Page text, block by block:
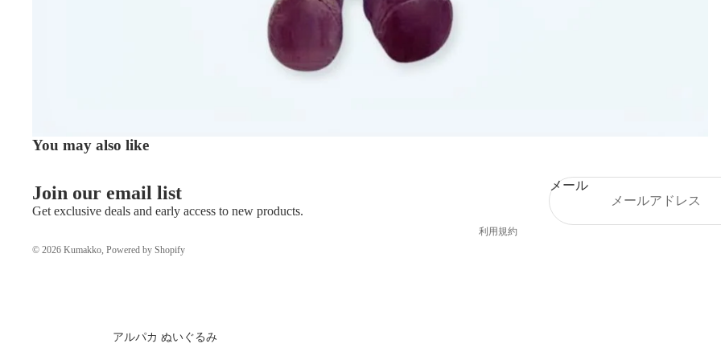
アルパカ ぬいぐるみ
You may also like
Join our email list
Get exclusive deals and early access to new products.
メール
© 2026 Kumakko, Powered by Shopify
利用規約
プライバシーポリシー